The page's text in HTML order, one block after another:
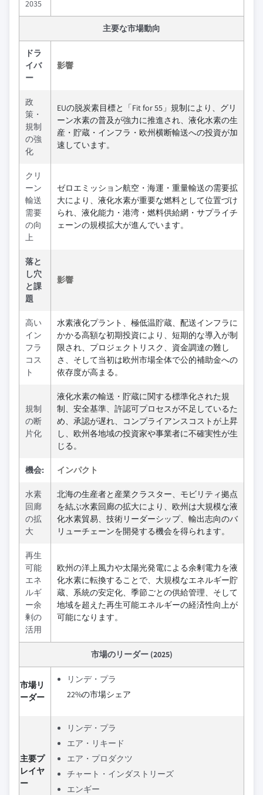
2035
主要な市場動向
ドラ
イバ
ー
影響
政
策・
規制
の強
化
EUの脱炭素目標と「Fit for 55」規制により、グリ
ーン水素の普及が強力に推進され、液化水素の生
産・貯蔵・インフラ・欧州横断輸送への投資が加
速しています。
クリ
ーン
輸送
需要
の向
上
ゼロエミッション航空・海運・重量輸送の需要拡
大により、液化水素が重要な燃料として位置づけ
られ、液化能力・港湾・燃料供給網・サプライチ
ェーンの規模拡大が進んでいます。
落と
し穴
と課
題
影響
高い
イン
フラ
コス
ト
水素液化プラント、極低温貯蔵、配送インフラに
かかる高額な初期投資により、短期的な導入が制
限され、プロジェクトリスク、資金調達の難し
さ、そして当初は欧州市場全体で公的補助金への
依存度が高まる。
規制
の断
片化
液化水素の輸送・貯蔵に関する標準化された規
制、安全基準、許認可プロセスが不足しているた
め、承認が遅れ、コンプライアンスコストが上昇
し、欧州各地域の投資家や事業者に不確実性が生
じる。
機会: インパクト
水素
回廊
の拡
大
北海の生産者と産業クラスター、モビリティ拠点
を結ぶ水素回廊の拡大により、欧州は大規模な液
化水素貿易、技術リーダーシップ、輸出志向のバ
リューチェーンを開発する機会を得られます。
再生
可能
エネ
ルギ
ー余
剰の
活用
欧州の洋上風力や太陽光発電による余剰電力を液
化水素に転換することで、大規模なエネルギー貯
蔵、系統の安定化、季節ごとの供給管理、そして
地域を超えた再生可能エネルギーの経済性向上が
可能になります。
市場のリーダー (2025)
市場リ
ーダー
リンデ・プラ
22%の市場シェア
主要プ
レイヤ
ー
リンデ・プラ
エア・リキード
エア・プロダクツ
チャート・インダストリーズ
エンギー